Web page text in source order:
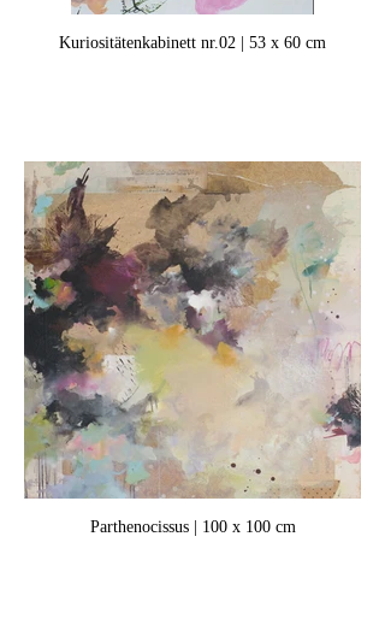
Kuriositätenkabinett nr.02 | 53 x 60 cm
Parthenocissus | 100 x 100 cm